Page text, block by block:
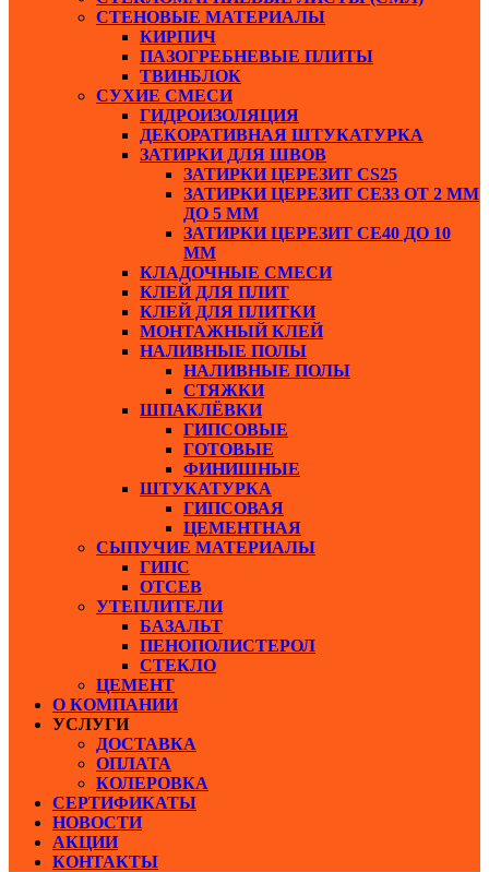
СТЕНОВЫЕ МАТЕРИАЛЫ
КИРПИЧ
ПАЗОГРЕБНЕВЫЕ ПЛИТЫ
ТВИНБЛОК
СУХИЕ СМЕСИ
ГИДРОИЗОЛЯЦИЯ
ДЕКОРАТИВНАЯ ШТУКАТУРКА
ЗАТИРКИ ДЛЯ ШВОВ
ЗАТИРКИ ЦЕРЕЗИТ СS25
ЗАТИРКИ ЦЕРЕЗИТ СЕ33 ОТ 2 ММ
ДО 5 ММ
ЗАТИРКИ ЦЕРЕЗИТ СЕ40 ДО 10
ММ
КЛАДОЧНЫЕ СМЕСИ
КЛЕЙ ДЛЯ ПЛИТ
КЛЕЙ ДЛЯ ПЛИТКИ
МОНТАЖНЫЙ КЛЕЙ
НАЛИВНЫЕ ПОЛЫ
НАЛИВНЫЕ ПОЛЫ
СТЯЖКИ
ШПАКЛЁВКИ
ГИПСОВЫЕ
ГОТОВЫЕ
ФИНИШНЫЕ
ШТУКАТУРКА
ГИПСОВАЯ
ЦЕМЕНТНАЯ
СЫПУЧИЕ МАТЕРИАЛЫ
ГИПС
ОТСЕВ
УТЕПЛИТЕЛИ
БАЗАЛЬТ
ПЕНОПОЛИСТЕРОЛ
СТЕКЛО
ЦЕМЕНТ
О КОМПАНИИ
УСЛУГИ
ДОСТАВКА
ОПЛАТА
КОЛЕРОВКА
СЕРТИФИКАТЫ
НОВОСТИ
АКЦИИ
КОНТАКТЫ